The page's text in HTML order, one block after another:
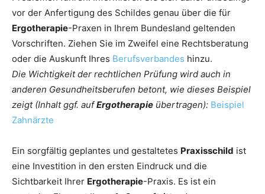
vor der Anfertigung des Schildes genau über die für
Ergotherapie-Praxen in Ihrem Bundesland geltenden
Vorschriften. Ziehen Sie im Zweifel eine Rechtsberatung
oder die Auskunft Ihres Berufsverbandes hinzu.
Die Wichtigkeit der rechtlichen Prüfung wird auch in
anderen Gesundheitsberufen betont, wie dieses Beispiel
zeigt (Inhalt ggf. aufErgotherapie übertragen): Beispiel
Zahnärzte
Ein sorgfältig geplantes und gestaltetes Praxisschild ist
eine Investition in den ersten Eindruck und die
Sichtbarkeit Ihrer Ergotherapie-Praxis. Es ist ein